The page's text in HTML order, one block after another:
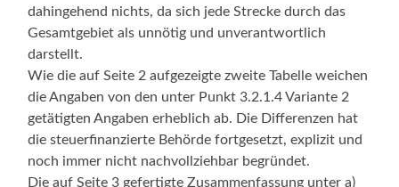
dahingehend nichts, da sich jede Strecke durch das
Gesamtgebiet als unnötig und unverantwortlich
darstellt.
Wie die auf Seite 2 aufgezeigte zweite Tabelle weichen
die Angaben von den unter Punkt 3.2.1.4 Variante 2
getätigten Angaben erheblich ab. Die Differenzen hat
die steuerfinanzierte Behörde fortgesetzt, explizit und
noch immer nicht nachvollziehbar begründet.
Die auf Seite 3 gefertigte Zusammenfassung unter a)